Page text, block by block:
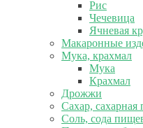
Рис
Чечевица
Ячневая
Макаронные
Мука, крахмал
Мука
Крахмал
Дрожжи
Сахар, сахарная
Соль, сода